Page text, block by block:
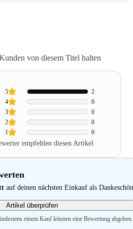
von diesem Titel halten
1 0
2 0
3 0
4 0
5 2
empfehlen diesen Artikel
auf deinen nächsten Einkauf als Dankeschön
Artikel überprüfen
einem Kauf können eine Bewertung abgeben